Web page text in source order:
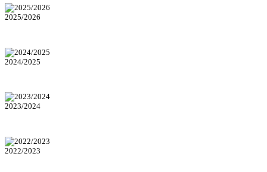
2025/2026
2024/2025
2023/2024
2022/2023